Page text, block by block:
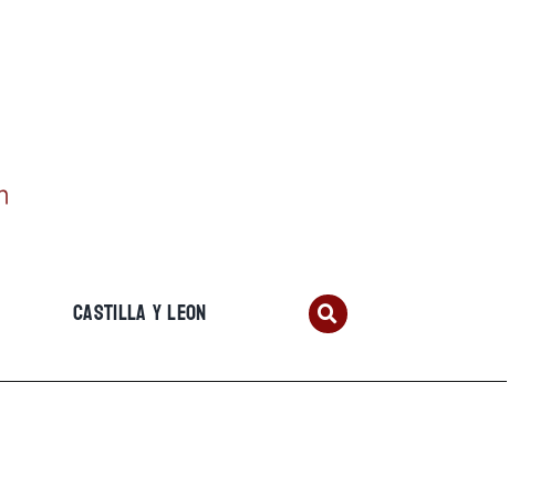
CASTILLA Y LEON